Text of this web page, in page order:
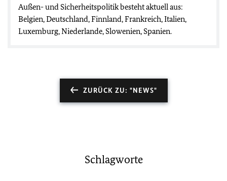
Außen- und Sicherheitspolitik besteht aktuell aus:
Belgien, Deutschland, Finnland, Frankreich, Italien,
Luxemburg, Niederlande, Slowenien, Spanien.
ZURÜCK ZU: "NEWS"
Schlagworte